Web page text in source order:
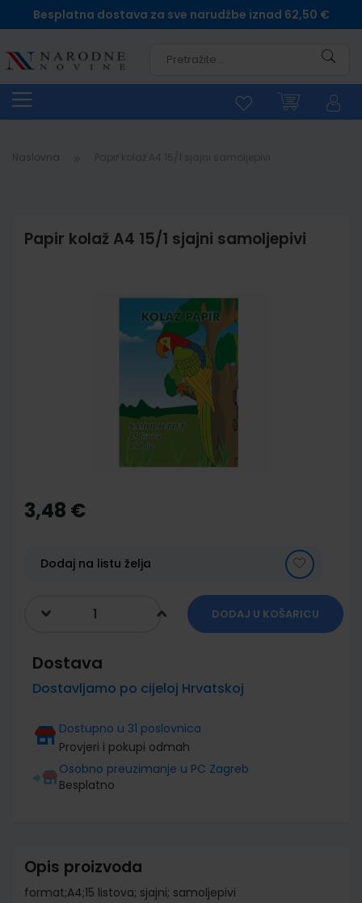
Besplatna dostava za sve narudžbe iznad 62,50 €
Naslovna
Papir kolaž A4 15/1 sjajni samoljepivi
the
beginning
gallery
3,48 €
Dodaj na listu želja
DODAJ U KOŠARICU
Dostava
Dostavljamo po cijeloj Hrvatskoj
Dostupno u 31 poslovnica
Provjeri i pokupi odmah
Osobno preuzimanje u PC Zagreb
Besplatno
Opis proizvoda
format;A4;15 listova; sjajni; samoljepivi